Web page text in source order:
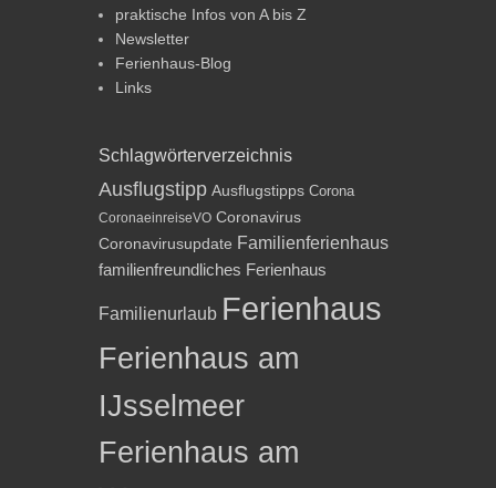
praktische Infos von A bis Z
Newsletter
Ferienhaus-Blog
Links
Schlagwörterverzeichnis
Ausflugstipp Ausflugstipps Corona
CoronaeinreiseVO Coronavirus
Coronavirusupdate Familienferienhaus
familienfreundliches Ferienhaus
Familienurlaub Ferienhaus
Ferienhaus am
IJsselmeer
Ferienhaus am